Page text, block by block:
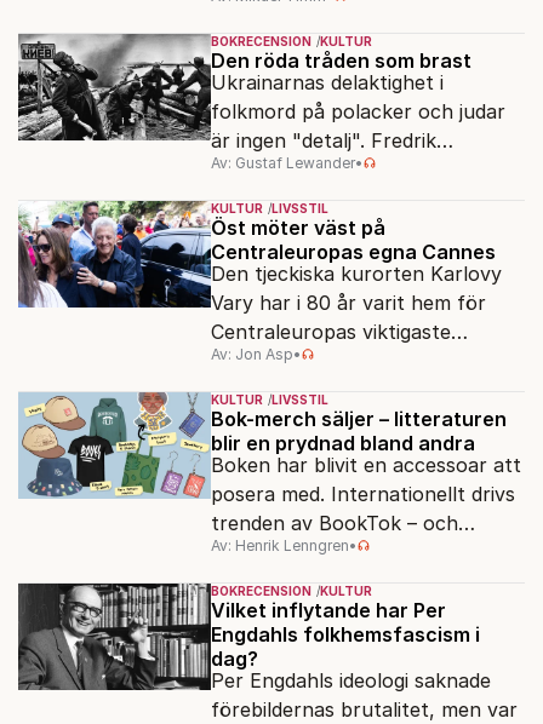
gör han en ny film.
BOKRECENSION KULTUR
Den röda tråden som brast
Ukrainarnas delaktighet i
folkmord på polacker och judar
är ingen "detalj". Fredrik
Segerfeldts iver att skildra den
ryska imperialismen leder till en
förenklad bild av historien.
Av: Gustaf Lewander•
KULTUR LIVSSTIL
Öst möter väst på
Centraleuropas egna Cannes
Den tjeckiska kurorten Karlovy
Vary har i 80 år varit hem för
Centraleuropas viktigaste
filmfestival – en plats där
Hollywoodglans möter
egensinnighet.
Av: Jon Asp•
KULTUR LIVSSTIL
Bok-merch säljer – litteraturen
blir en prydnad bland andra
Boken har blivit en accessoar att
posera med. Internationellt drivs
trenden av BookTok – och
förlagen följer efter.
Av: Henrik Lenngren•
BOKRECENSION KULTUR
Vilket inflytande har Per
Engdahls folkhemsfascism i
dag?
Per Engdahls ideologi saknade
förebildernas brutalitet, men var